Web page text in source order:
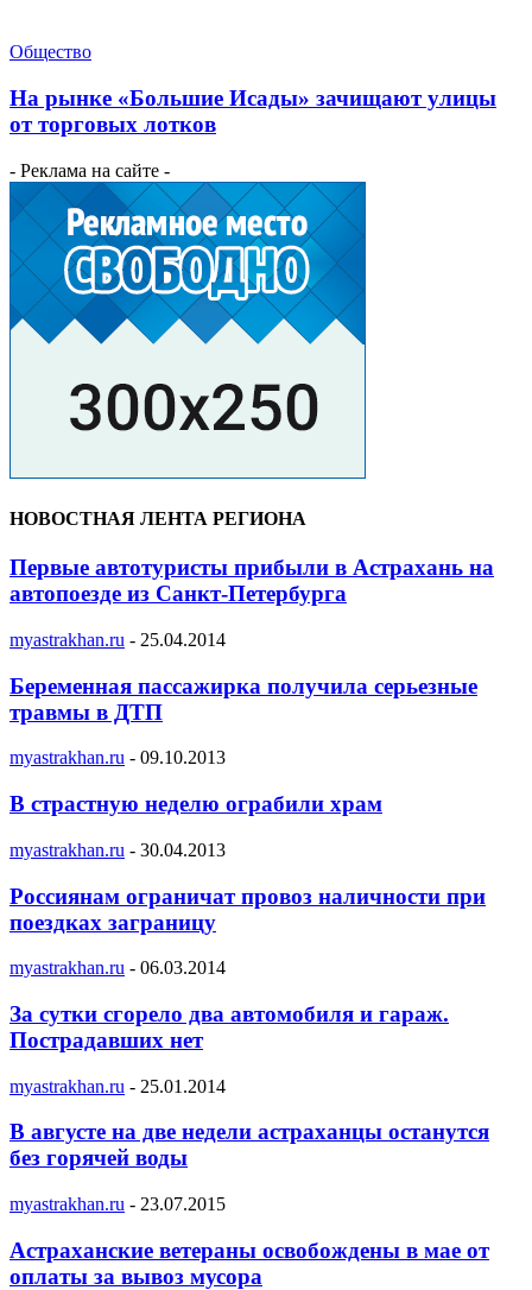
Общество
На рынке «Большие Исады» зачищают улицы
от торговых лотков
- Реклама на сайте -
НОВОСТНАЯ ЛЕНТА РЕГИОНА
Первые автотуристы прибыли в Астрахань на
автопоезде из Санкт-Петербурга
myastrakhan.ru - 25.04.2014
Беременная пассажирка получила серьезные
травмы в ДТП
myastrakhan.ru - 09.10.2013
В страстную неделю ограбили храм
myastrakhan.ru - 30.04.2013
Россиянам ограничат провоз наличности при
поездках заграницу
myastrakhan.ru - 06.03.2014
За сутки сгорело два автомобиля и гараж.
Пострадавших нет
myastrakhan.ru - 25.01.2014
В августе на две недели астраханцы останутся
без горячей воды
myastrakhan.ru - 23.07.2015
Астраханские ветераны освобождены в мае от
оплаты за вывоз мусора